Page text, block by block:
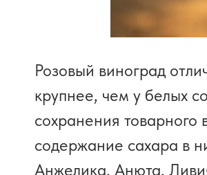
Розовый виноград
крупнее, чем у белых
сохранения товарного
содержание сахара в
Анжелика, Анюта,